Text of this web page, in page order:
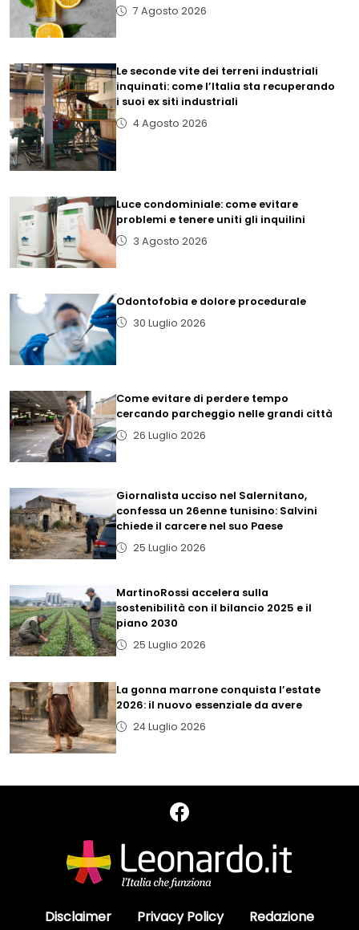
7 Agosto 2026
Le seconde vite dei terreni industriali
inquinati: come l’Italia sta recuperando
i suoi ex siti industriali
4 Agosto 2026
Luce condominiale: come evitare
problemi e tenere uniti gli inquilini
3 Agosto 2026
Odontofobia e dolore procedurale
30 Luglio 2026
Come evitare di perdere tempo
cercando parcheggio nelle grandi città
26 Luglio 2026
Giornalista ucciso nel Salernitano,
confessa un 26enne tunisino: Salvini
chiede il carcere nel suo Paese
25 Luglio 2026
MartinoRossi accelera sulla
sostenibilità con il bilancio 2025 e il
piano 2030
25 Luglio 2026
La gonna marrone conquista l’estate
2026: il nuovo essenziale da avere
24 Luglio 2026
Disclaimer Privacy Policy Redazione